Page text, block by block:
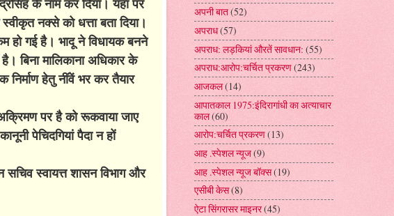
नक्से को धत्ता बता दिया।
हो गई है। भादू ने विधायक बनने
बिना मालिकाना अधिकार के
निर्माण हेतु नींवें भर कर तैयार
पर है को रूकवाया जाए
पेचिदगियां पैदा न हों
सचिव स्वायत्त शासन विभाग और
अपनी बात(52)
अपराध(57)
अपराध: लड़कियां औरतें सावधान: (55)
अपराध:आरोप:चर्चित प्रकरण(243)
आजकल(14)
आपातकाल 1975:इंदिरागांधी का अत्याचार
काल(60)
आरोप:चर्चित प्रकरण(13)
आह .स्पेशल न्यूज(9)
आह .स्पेशल न्यूज बॉक्स(19)
एसीबी केस(8)
ऐटा सिंगरासर माइनर(45)